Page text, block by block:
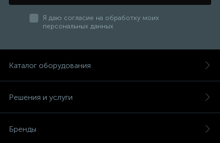
Я даю согласие на обработку моих
персональных данных
Каталог оборудования
Решения и услуги
Бренды